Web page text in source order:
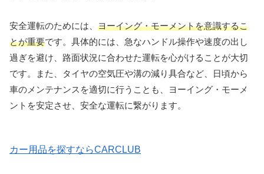
安全運転のためには、 ヨーイング・モーメントを意識するこ
とが重要です。具体的には、急なハンドル操作や速度の出し
過ぎを避け、路面状況に合わせた運転を心がけることが大切
です。また、タイヤの空気圧や溝の減り具合など、日頃から
車のメンテナンスを適切に行うことも、ヨーイング・モーメ
ントを安定させ、安全な運転に繋がります。
カー用品を探すならCARCLUB